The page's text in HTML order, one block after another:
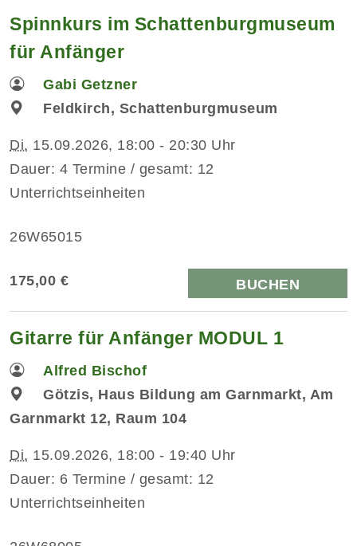
Spinnkurs im Schattenburgmuseum
für Anfänger
Gabi Getzner
Feldkirch, Schattenburgmuseum
Di. 15.09.2026, 18:00 - 20:30 Uhr
Dauer: 4 Termine / gesamt: 12
Unterrichtseinheiten
26W65015
175,00 € BUCHEN
Gitarre für Anfänger MODUL 1
Alfred Bischof
Götzis, Haus Bildung am Garnmarkt, Am
Garnmarkt 12, Raum 104
Di. 15.09.2026, 18:00 - 19:40 Uhr
Dauer: 6 Termine / gesamt: 12
Unterrichtseinheiten